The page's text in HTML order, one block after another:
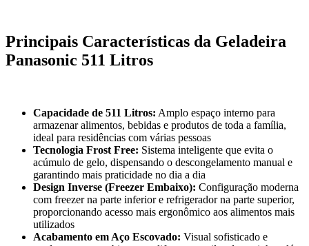
Principais Características da Geladeira
Panasonic 511 Litros
Capacidade de 511 Litros: Amplo espaço interno para
armazenar alimentos, bebidas e produtos de toda a família,
ideal para residências com várias pessoas
Tecnologia Frost Free: Sistema inteligente que evita o
acúmulo de gelo, dispensando o descongelamento manual e
garantindo mais praticidade no dia a dia
Design Inverse (Freezer Embaixo): Configuração moderna
com freezer na parte inferior e refrigerador na parte superior,
proporcionando acesso mais ergonômico aos alimentos mais
utilizados
Acabamento em Aço Escovado: Visual sofisticado e